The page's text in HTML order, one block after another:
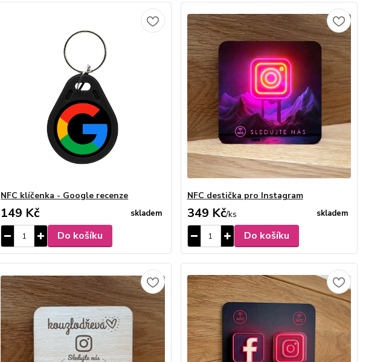
NFC klíčenka - Google recenze
149 Kč skladem
Do košíku
NFC destička pro Instagram
349 Kč/ks skladem
Do košíku